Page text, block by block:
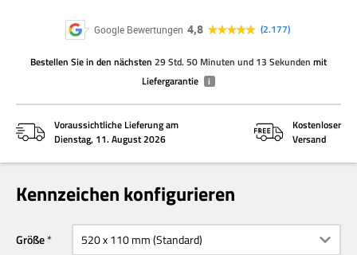
Google Bewertungen 4,8 2.177
Bestellen Siein den nächsten 29 Std. 50 Minuten und 13 Sekunden mit
Liefergarantie
i
Voraussichtliche Lieferung am
Dienstag, 11. August 2026
Kostenloser
Versand
Kennzeichen konfigurieren
Größe